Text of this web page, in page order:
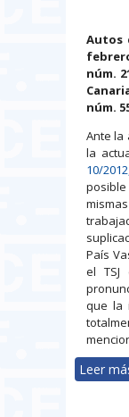
Autos
núm.
núm.
Ante la
la
10/
País
el TSJ
que la
Leer